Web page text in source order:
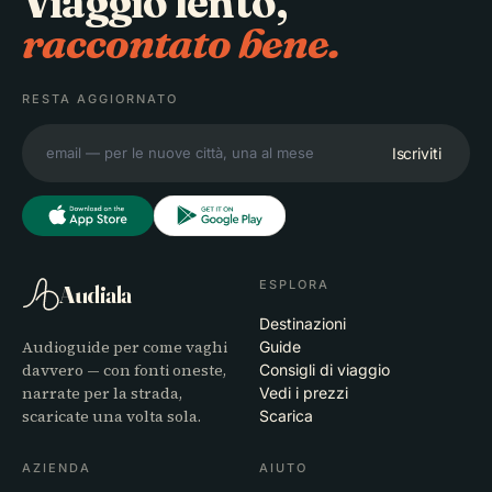
raccontato bene.
RESTA AGGIORNATO
Iscriviti
Audiala
Audioguide per come vaghi
davvero — con fonti oneste,
narrate per la strada,
scaricate una volta sola.
ESPLORA
Destinazioni
Guide
Consigli di viaggio
Vedi i prezzi
Scarica
AZIENDA AIUTO